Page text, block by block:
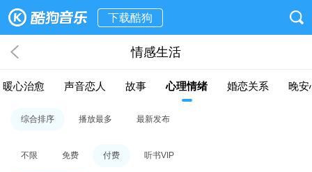
下载酷狗
情感生活
暖心治愈 声音恋人 故事 心理情绪 婚恋关系 晚安
综合排序 播放最多 最新发布
不限 免费 付费 听书VIP